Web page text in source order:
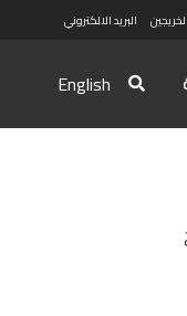
الخريجين البريد الالكتروني
English